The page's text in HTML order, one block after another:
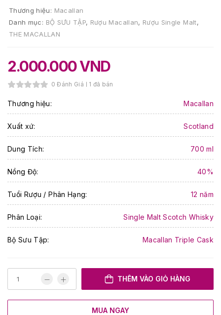
Thương hiệu: Macallan
Danh mục: BỘ SƯU TẬP, Rượu Macallan, Rượu Single Malt,
THE MACALLAN
2.000.000VND
0 Đánh Giá 1 đã bán
Thương hiệu: Macallan
Xuất xứ: Scotland
Dung Tích: 700 ml
Nồng Độ: 40%
Tuổi Rượu / Phân Hạng: 12 năm
Phân Loại: Single Malt Scotch Whisky
Bộ Sưu Tập: Macallan Triple Cask
THÊM VÀO GIỎ HÀNG
MUA NGAY